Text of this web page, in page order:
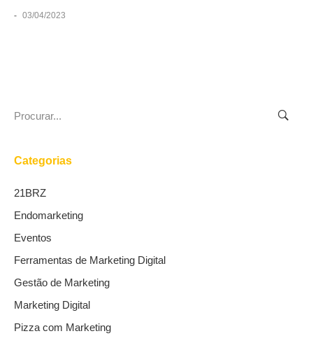
- 03/04/2023
for:
Categorias
21BRZ
Endomarketing
Eventos
Ferramentas de Marketing Digital
Gestão de Marketing
Marketing Digital
Pizza com Marketing